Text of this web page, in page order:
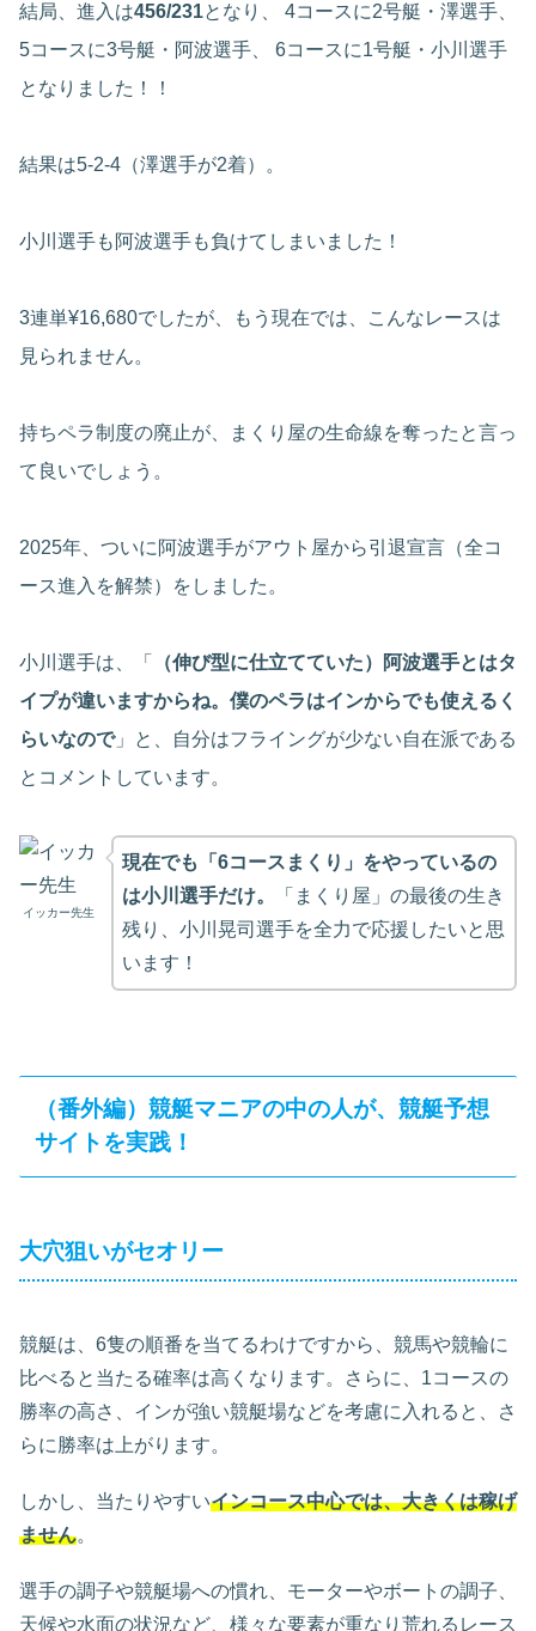
結局、進入は456/231となり、 4コースに2号艇・澤選手、
5コースに3号艇・阿波選手、 6コースに1号艇・小川選手
となりました！！
結果は5-2-4（澤選手が2着）。
小川選手も阿波選手も負けてしまいました！
3連単¥16,680でしたが、もう現在では、こんなレースは
見られません。
持ちペラ制度の廃止が、まくり屋の生命線を奪ったと言っ
て良いでしょう。
2025年、ついに阿波選手がアウト屋から引退宣言（全コ
ース進入を解禁）をしました。
小川選手は、「
（伸び型に仕立てていた）阿波選手とはタ
イプが違いますからね。僕のペラはインからでも使えるく
らいなので」と、自分はフライングが少ない自在派である
とコメントしています。
イッカー先生
現在でも「6コースまくり」をやっているの
は小川選手だけ。
「まくり屋」の最後の生き
残り、小川晃司選手を全力で応援したいと思
います！
（番外編）競艇マニアの中の人が、競艇予想
サイトを実践！
大穴狙いがセオリー
競艇は、6隻の順番を当てるわけですから、競馬や競輪に
比べると当たる確率は高くなります。さらに、1コースの
勝率の高さ、インが強い競艇場などを考慮に入れると、さ
らに勝率は上がります。
しかし、当たりやすいインコース中心では、大きくは稼げ
ません。
選手の調子や競艇場への慣れ、モーターやボートの調子、
天候や水面の状況など、様々な要素が重なり荒れるレース